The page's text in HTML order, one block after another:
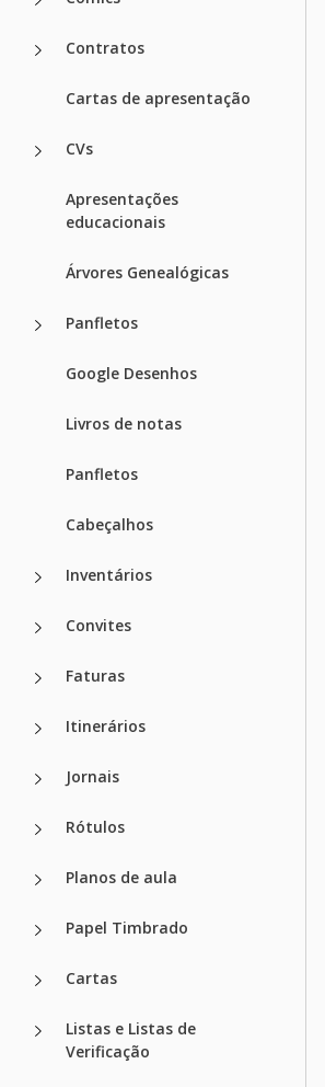
Contratos
Cartas de apresentação
CVs
Apresentações
educacionais
Árvores Genealógicas
Panfletos
Google Desenhos
Livros de notas
Panfletos
Cabeçalhos
Inventários
Convites
Faturas
Itinerários
Jornais
Rótulos
Planos de aula
Papel Timbrado
Cartas
Listas e Listas de
Verificação